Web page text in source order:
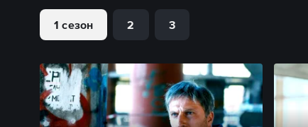
1 сезон 2 3